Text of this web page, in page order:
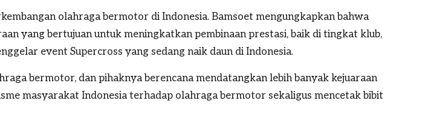
olahraga bermotor di Indonesia. Bamsoet mengungkapkan bahwa
yang bertujuan untuk meningkatkan pembinaan prestasi, baik di tingkat klub,
event Supercross yang sedang naik daun di Indonesia.
bermotor, dan pihaknya berencana mendatangkan lebih banyak kejuaraan
masyarakat Indonesia terhadap olahraga bermotor sekaligus mencetak bibit